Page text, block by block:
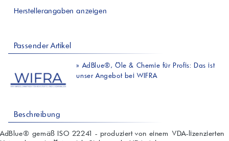
Herstellerangaben anzeigen
Passender Artikel
» AdBlue®, Öle & Chemie für Profis: Das ist
unser Angebot bei WIFRA
Beschreibung
AdBlue® gemäß ISO 22241 - produziert von einem VDA-lizenzierten